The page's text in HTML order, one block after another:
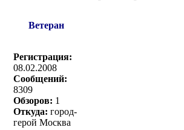
Ветеран
Регистрация:
08.02.2008
Сообщений:
8309
Обзоров: 1
Откуда: город-
герой Москва